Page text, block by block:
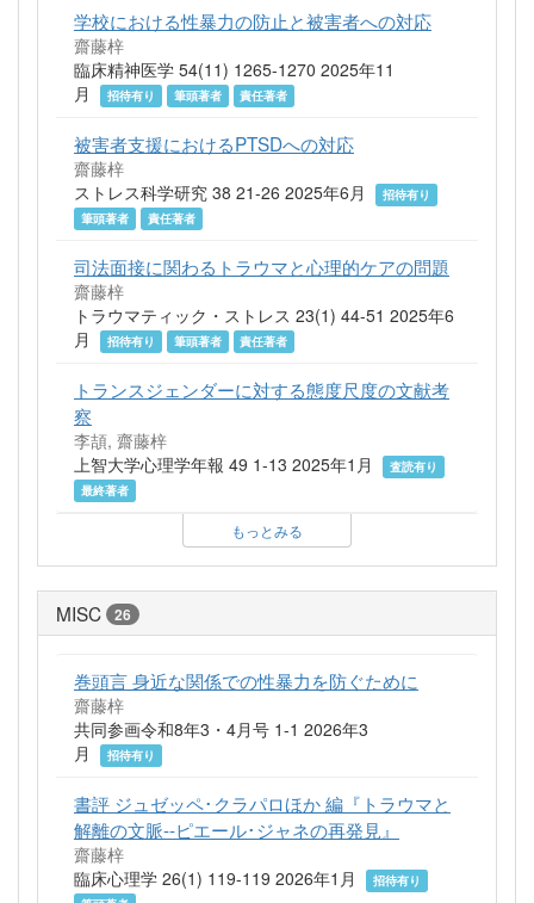
学校における性暴力の防止と被害者への対応
齋藤梓
臨床精神医学 54(11) 1265-1270 2025年11
月
招待有り 筆頭著者 責任著者
被害者支援におけるPTSDへの対応
齋藤梓
ストレス科学研究 38 21-26 2025年6月
招待有り
筆頭著者
責任著者
司法面接に関わるトラウマと心理的ケアの問題
齋藤梓
トラウマティック・ストレス 23(1) 44-51 2025年6
月
招待有り 筆頭著者 責任著者
トランスジェンダーに対する態度尺度の文献考
察
李頡, 齋藤梓
上智大学心理学年報 49 1-13 2025年1月
査読有り
最終著者
もっとみる
MISC 26
巻頭言 身近な関係での性暴力を防ぐために
齋藤梓
共同参画令和8年3・4月号 1-1 2026年3
月
招待有り
書評 ジュゼッペ･クラパロほか 編『トラウマと
解離の文脈--ピエール･ジャネの再発見』
齋藤梓
臨床心理学 26(1) 119-119 2026年1月
招待有り